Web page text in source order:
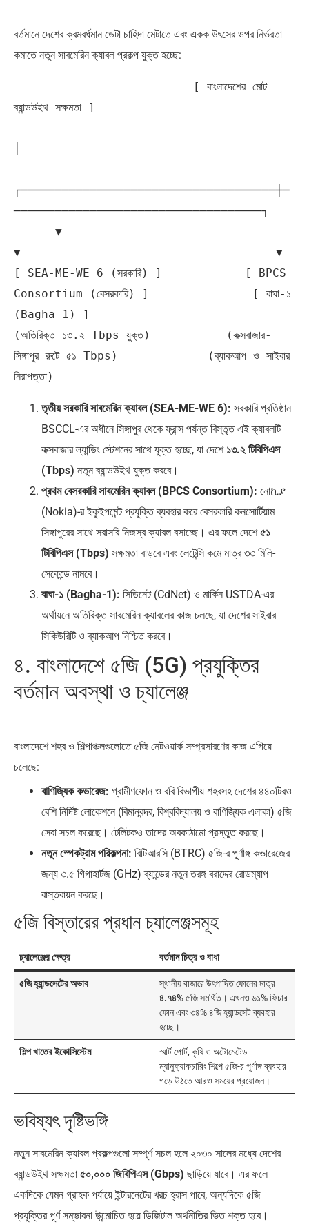
বর্তমানে দেশের ক্রমবর্ধমান ডেটা চাহিদা মেটাতে এবং একক উৎসের ওপর নির্ভরতা
কমাতে নতুন সাবমেরিন ক্যাবল প্রকল্প যুক্ত হচ্ছে:
ব্যান্ডউইথ সক্ষমতা ]
┌─────────────────────────────────────┼─
────────────────────────────────────┐
▼                                     ▼
[ SEA-ME-WE 6 (সরকারি) ]            [ BPCS
Consortium (বেসরকারি) ]               [ বাঘা-১
(Bagha-1) ]
(অতিরিক্ত ১৩.২ Tbps যুক্ত)           (কক্সবাজার-
সিঙ্গাপুর রুটে ৫১ Tbps)             (ব্যাকআপ ও সাইবার
তৃতীয় সরকারি সাবমেরিন ক্যাবল (SEA-ME-WE 6): সরকারি প্রতিষ্ঠান
BSCCL-এর অধীনে সিঙ্গাপুর থেকে ফ্রান্স পর্যন্ত বিস্তৃত এই ক্যাবলটি
কক্সবাজার ল্যান্ডিং স্টেশনের সাথে যুক্ত হচ্ছে, যা দেশে ১৩.২ টিবিপিএস
(Tbps) নতুন ব্যান্ডউইথ যুক্ত করবে।
প্রথম বেসরকারি সাবমেরিন ক্যাবল (BPCS Consortium): নোኪያ
(Nokia)-র ইকুইপমেন্ট প্রযুক্তি ব্যবহার করে বেসরকারি কনসোর্টিয়াম
সিঙ্গাপুরের সাথে সরাসরি নিজস্ব ক্যাবল বসাচ্ছে। এর ফলে দেশে৫১
টিবিপিএস (Tbps) সক্ষমতা বাড়বে এবং লেটেন্সি কমে মাত্র ৩৩ মিলি-
সেকেন্ডে নামবে।
বাঘা-১ (Bagha-1): সিডিনেট (CdNet) ও মার্কিন USTDA-এর
অর্থায়নে অতিরিক্ত সাবমেরিন ক্যাবলের কাজ চলছে, যা দেশের সাইবার
সিকিউরিটি ও ব্যাকআপ নিশ্চিত করবে।
৪. বাংলাদেশে ৫জি (5G) প্রযুক্তির
বর্তমান অবস্থা ও চ্যালেঞ্জ
বাংলাদেশে শহর ও শিল্পাঞ্চলগুলোতে ৫জি নেটওয়ার্ক সম্প্রসারণের কাজ এগিয়ে
চলেছে:
বাণিজ্যিক কভারেজ: গ্রামীণফোন ও রবি বিভাগীয় শহরসহ দেশের ৪৪০টিরও
বেশি নির্দিষ্ট লোকেশনে (বিমানবন্দর, বিশ্ববিদ্যালয় ও বাণিজ্যিক এলাকা) ৫জি
সেবা সচল করেছে। টেলিটকও তাদের অবকাঠামো প্রস্তুত করছে।
নতুন স্পেকট্রাম পরিকল্পনা: বিটিআরসি (BTRC) ৫জি-র পূর্ণাঙ্গ কভারেজের
জন্য ৩.৫ গিগাহার্টজ (GHz) ব্যান্ডের নতুন তরঙ্গ বরাদ্দের রোডম্যাপ
বাস্তবায়ন করছে।
৫জি বিস্তারের প্রধান চ্যালেঞ্জসমূহ
চ্যালেঞ্জের ক্ষেত্র বর্তমান চিত্র ও বাধা
৫জি হ্যান্ডসেটের অভাব
স্থানীয় বাজারে উৎপাদিত ফোনের মাত্র
৪.৭৪%৫জি সমর্থিত। এখনও ৬১% ফিচার
ফোন এবং ৩৪% ৪জি হ্যান্ডসেট ব্যবহার
হচ্ছে।
শিল্প খাতের ইকোসিস্টেম
স্মার্ট পোর্ট, কৃষি ও অটোমেটেড
ম্যানুফ্যাকচারিং শিল্পে ৫জি-র পূর্ণাঙ্গ ব্যবহার
গড়ে উঠতে আরও সময়ের প্রয়োজন।
ভবিষ্যৎ দৃষ্টিভঙ্গি
নতুন সাবমেরিন ক্যাবল প্রকল্পগুলো সম্পূর্ণ সচল হলে ২০৩০ সালের মধ্যে দেশের
ব্যান্ডউইথ সক্ষমতা ৫০,০০০ জিবিপিএস (Gbps) ছাড়িয়ে যাবে। এর ফলে
একদিকে যেমন গ্রাহক পর্যায়ে ইন্টারনেটের খরচ হ্রাস পাবে, অন্যদিকে ৫জি
প্রযুক্তির পূর্ণ সম্ভাবনা উন্মোচিত হয়ে ডিজিটাল অর্থনীতির ভিত শক্ত হবে।